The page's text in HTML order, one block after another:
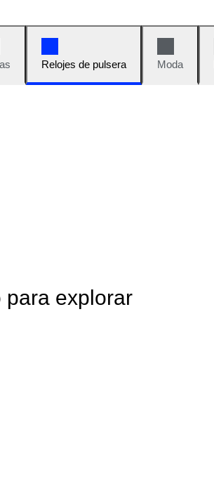
Relojes de pulsera Moda
para explorar